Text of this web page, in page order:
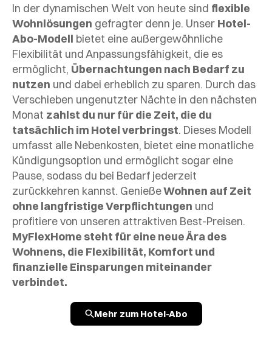
In der dynamischen Welt von heute sind flexible
Wohnlösungen gefragter denn je. Unser Hotel-
Abo-Modell bietet eine außergewöhnliche
Flexibilität und Anpassungsfähigkeit, die es
ermöglicht, Übernachtungen nach Bedarf zu
nutzen und dabei erheblich zu sparen. Durch das
Verschieben ungenutzter Nächte in den nächsten
Monat zahlst du nur für die Zeit, die du
tatsächlich im Hotel verbringst. Dieses Modell
umfasst alle Nebenkosten, bietet eine monatliche
Kündigungsoption und ermöglicht sogar eine
Pause, sodass du bei Bedarf jederzeit
zurückkehren kannst. GenießeWohnen auf Zeit
ohne langfristige Verpflichtungen und
profitiere von unseren attraktiven Best-Preisen.
MyFlexHome steht für eine neue Ära des
Wohnens, die Flexibilität, Komfort und
finanzielle Einsparungen miteinander
verbindet.
Mehr zum Hotel-Abo